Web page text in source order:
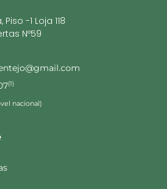
-1 Loja 118
Nº59
(1)
nacional)